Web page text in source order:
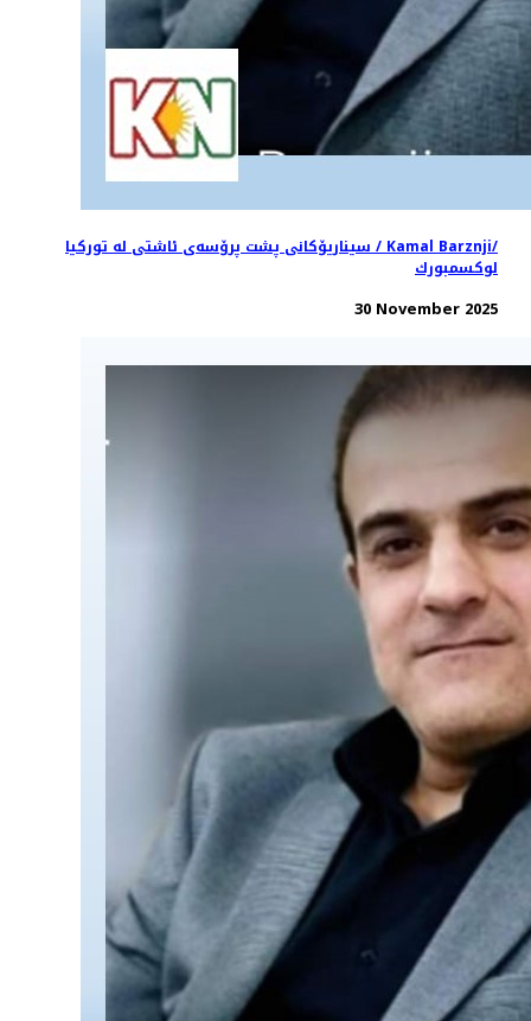
سيناريۆكانى پشت پرۆسەی ئاشتى له توركيا / Kamal Barznji/
لوكسمبورك
30 November 2025